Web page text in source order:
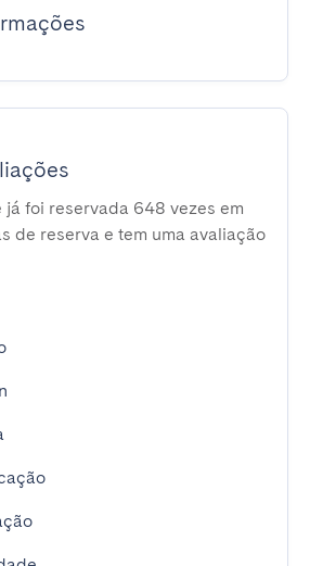
foi reservada 648 vezes em
de reserva e tem uma avaliação